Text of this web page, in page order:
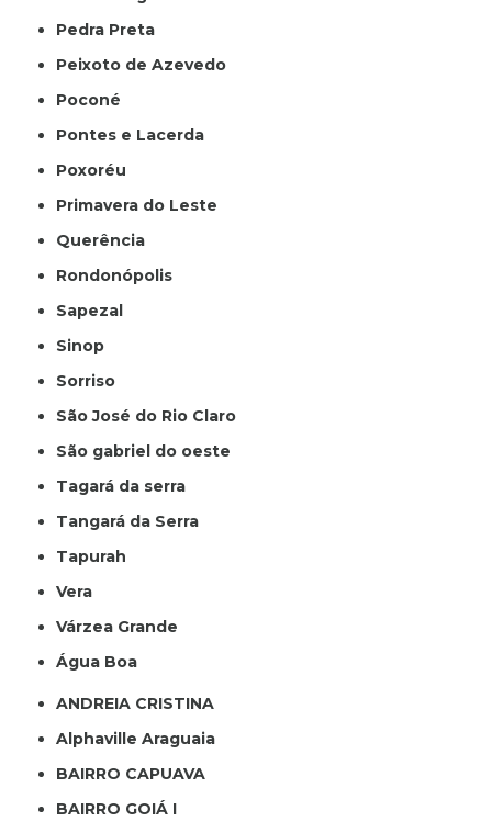
Pedra Preta
Peixoto de Azevedo
Poconé
Pontes e Lacerda
Poxoréu
Primavera do Leste
Querência
Rondonópolis
Sapezal
Sinop
Sorriso
São José do Rio Claro
São gabriel do oeste
Tagará da serra
Tangará da Serra
Tapurah
Vera
Várzea Grande
Água Boa
ANDREIA CRISTINA
Alphaville Araguaia
BAIRRO CAPUAVA
BAIRRO GOIÁ I